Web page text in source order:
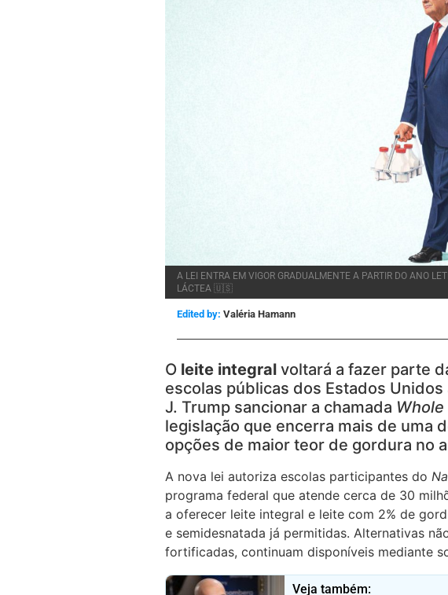
A LEI ENTRA EM VIGOR GRADUALMENTE A PARTIR DO ANO
LÁCTEA 🇺🇸
Edited by: Valéria Hamann
O leite integral voltará a fazer parte
escolas públicas dos Estados
J. Trump sancionar a chamada
legislação que encerra mais de uma
opções de maior teor de gordura no
A nova lei autoriza escolas participantes do
programa federal que atende cerca de 30
a oferecer leite integral e leite com 2% de
e semidesnatada já permitidas. Alternativas
fortificadas, continuam disponíveis mediante
Veja também: